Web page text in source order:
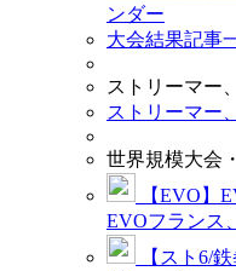
ンダー
大会結果記事
ストリーマー
ストリーマー
世界規模大会
【EVO】
EVOフランス
【スト6/